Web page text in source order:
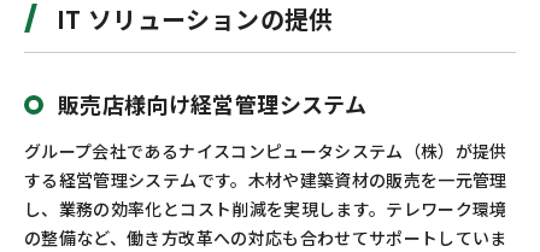
IT ソリューションの提供
販売店様向け経営管理システム
グループ会社であるナイスコンピュータシステム（株）が提供
する経営管理システムです。木材や建築資材の販売を一元管理
し、業務の効率化とコスト削減を実現します。テレワーク環境
の整備など、働き方改革への対応も合わせてサポートしていま